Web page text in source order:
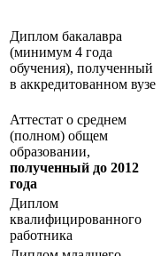
Диплом бакалавра
(минимум 4 года
обучения), полученный
в аккредитованном вузе
Аттестат о среднем
(полном) общем
образовании,
полученный до 2012
года
Диплом
квалифицированного
работника